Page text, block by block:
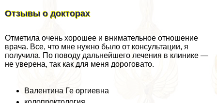
Отзывы о докторах
Отметила очень хорошее и внимательное отношение
врача. Все, что мне нужно было от консультации, я
получила. По поводу дальнейшего лечения в клинике —
не уверена, так как для меня дороговато.
Валентина Ге opгиевна